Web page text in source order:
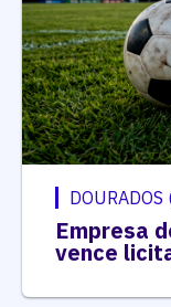
DOURADOS
Empresa
vence